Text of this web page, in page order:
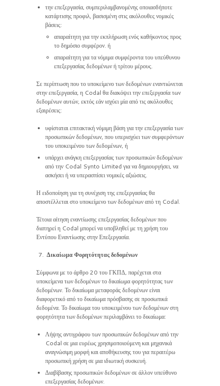
την επεξεργασία, συμπεριλαμβανομένης οποιασδήποτε
κατάρτισης προφιλ, βασισμένη στις ακόλουθες νομικές
βάσεις:
απαραίτητη για την εκπλήρωση ενός καθήκοντος προς
το δημόσιο συμφέρον. ή
απαραίτητη για τα νόμιμα συμφέροντα του υπεύθυνου
επεξεργασίας δεδομένων ή τρίτου μέρους.
Σε περίπτωση που το υποκείμενο των δεδομένων εναντιώνεται
στην επεξεργασία, η Codal θα διακόψει την επεξεργασία των
δεδομένων αυτών, εκτός εάν ισχύει μία από τις ακόλουθες
εξαιρέσεις:
υφίσταται επιτακτική νόμιμη βάση για την επεξεργασία των
προσωπικών δεδομένων, που υπερισχύει των συμφερόντων
του υποκειμένου των δεδομένων, ή
υπάρχει ανάγκη επεξεργασίας των προσωπικών δεδομένων
από την Codal Synto Limited για να δημιουργήσει, να
ασκήσει ή να υπερασπίσει νομικές αξιώσεις.
Η ειδοποίηση για τη συνέχιση της επεξεργασίας θα
αποστέλλεται στο υποκείμενο των δεδομένων από τη Codal.
Τέτοια αίτηση εναντίωσης επεξεργασίας δεδομένων που
διατηρεί η Codal μπορεί να υποβληθεί με τη χρήση του
Εντύπου Εναντίωσης στην Επεξεργασία.
Δικαίωμα Φορητότητας δεδομένων
Σύμφωνα με το άρθρο 20 του ΓΚΠΔ, παρέχεται στα
υποκείμενα των δεδομένων το δικαίωμα φορητότητας των
δεδομένων. Το δικαίωμα μεταφοράς δεδομένων είναι
διαφορετικό από το δικαίωμα πρόσβασης σε προσωπικά
δεδομένα. Το δικαίωμα του υποκειμένου των δεδομένων στη
φορητότητα των δεδομένων περιλαμβάνει το δικαίωμα:
Λήψης αντιγράφου των προσωπικών δεδομένων από την
Codal σε μια ευρέως χρησιμοποιούμενη και μηχανικά
αναγνώσιμη μορφή και αποθήκευσης του για περαιτέρω
προσωπική χρήση σε μια ιδιωτική συσκευή.
Διαβίβασης προσωπικών δεδομένων σε άλλον υπεύθυνο
επεξεργασίας δεδομένων.